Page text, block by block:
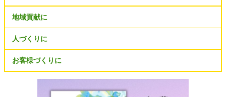
地域貢献に
人づくりに
お客様づくりに